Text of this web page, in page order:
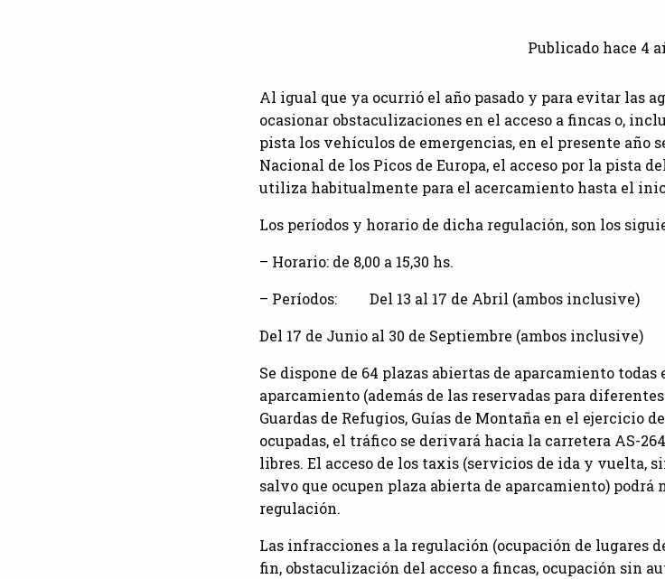
Publicado hace 4
Al igual que ya ocurrió el año pasado y para evitar las
ocasionar obstaculizaciones en el acceso a fincas o,
pista los vehículos de emergencias, en el presente año
Nacional de los Picos de Europa, el acceso por la pista
utiliza habitualmente para el acercamiento hasta el
Los períodos y horario de dicha regulación, son los
– Horario: de 8,00 a 15,30 hs.
– Períodos: Del 13 al 17 de Abril (ambos inclusive)
Del 17 de Junio al 30 de Septiembre (ambos inclusive)
Se dispone de 64 plazas abiertas de aparcamiento todas
aparcamiento (además de las reservadas para
Guardas de Refugios, Guías de Montaña en el ejercicio
ocupadas, el tráfico se derivará hacia la carretera AS-
libres. El acceso de los taxis (servicios de ida y vuelta,
salvo que ocupen plaza abierta de aparcamiento)
regulación.
Las infracciones a la regulación (ocupación de lugares
fin, obstaculización del acceso a fincas, ocupación sin